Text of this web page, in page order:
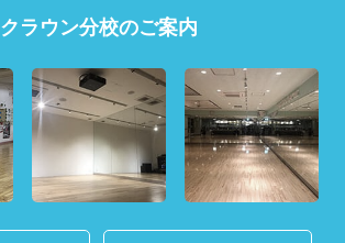
クラウン分校のご案内